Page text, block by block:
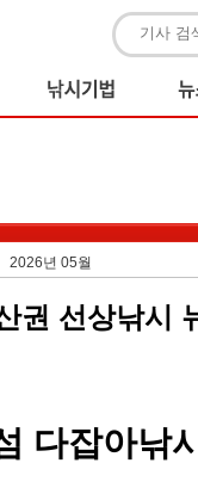
2026년 05월